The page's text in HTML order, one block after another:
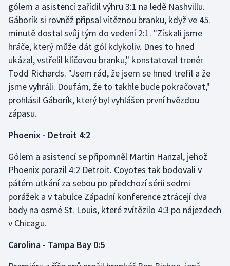
gólem a asistencí zařídil výhru 3:1 na ledě Nashvillu.
Gáborík si rovněž připsal vítěznou branku, když ve 45.
minutě dostal svůj tým do vedení 2:1. "Získali jsme
hráče, který může dát gól kdykoliv. Dnes to hned
ukázal, vstřelil klíčovou branku," konstatoval trenér
Todd Richards. "Jsem rád, že jsem se hned trefil a že
jsme vyhráli. Doufám, že to takhle bude pokračovat,"
prohlásil Gáborík, který byl vyhlášen první hvězdou
zápasu.
Phoenix - Detroit 4:2
Gólem a asistencí se připomněl Martin Hanzal, jehož
Phoenix porazil 4:2 Detroit. Coyotes tak bodovali v
pátém utkání za sebou po předchozí sérii sedmi
porážek a v tabulce Západní konference ztrácejí dva
body na osmé St. Louis, které zvítězilo 4:3 po nájezdech
v Chicagu.
Carolina - Tampa Bay 0:5